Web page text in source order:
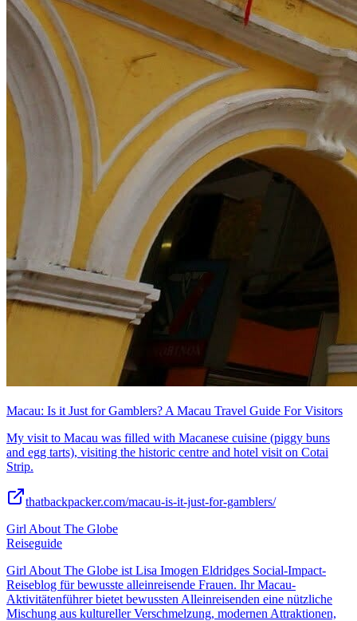
Macau: Is it Just for Gamblers? A Macau Travel Guide For Visitors
My visit to Macau was filled with Macanese cuisine (piggy buns
and egg tarts), visiting the historic centre and hotel visit on Cotai
Strip.
thatbackpacker.com/macau-is-it-just-for-gamblers/
Girl About The Globe
Reiseguide
Girl About The Globe ist Lisa Imogen Eldridges Social-Impact-
Reiseblog für bewusste alleinreisende Frauen. Ihr Macau-
Aktivitätenführer bietet bewussten Alleinreisenden eine nützliche
Mischung aus kultureller Verschmelzung, modernen Attraktionen,